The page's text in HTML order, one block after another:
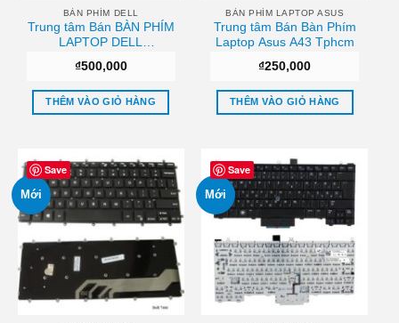
BÀN PHÍM DELL
Trung tâm Bán BÀN PHÍM
LAPTOP DELL
GAMING Chất lượng
₫500,000
THÊM VÀO GIỎ HÀNG
BÀN PHÍM LAPTOP ASUS
Trung tâm Bán Bàn Phím
Laptop Asus A43 Tphcm
₫250,000
THÊM VÀO GIỎ HÀNG
Save
Mới
Save
Mới